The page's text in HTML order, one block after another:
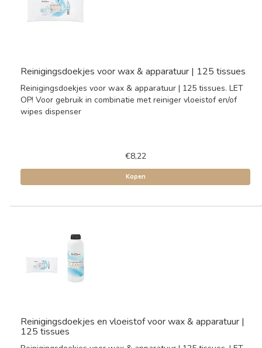
Reinigingsdoekjes voor wax & apparatuur | 125 tissues
Reinigingsdoekjes voor wax & apparatuur | 125 tissues. LET
OP! Voor gebruik in combinatie met reiniger vloeistof en/of
wipes dispenser
€8,22
Kopen
Reinigingsdoekjes en vloeistof voor wax & apparatuur |
125 tissues